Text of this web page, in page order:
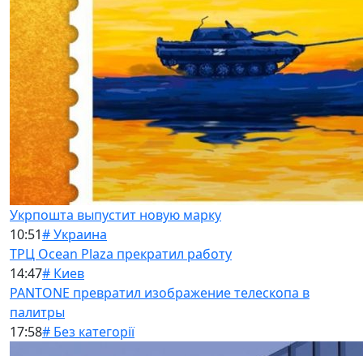
Укрпошта выпустит новую марку
10:51# Украина
ТРЦ Ocean Plaza прекратил работу
14:47# Киев
PANTONE превратил изображение телескопа в
палитры
17:58# Без категорії